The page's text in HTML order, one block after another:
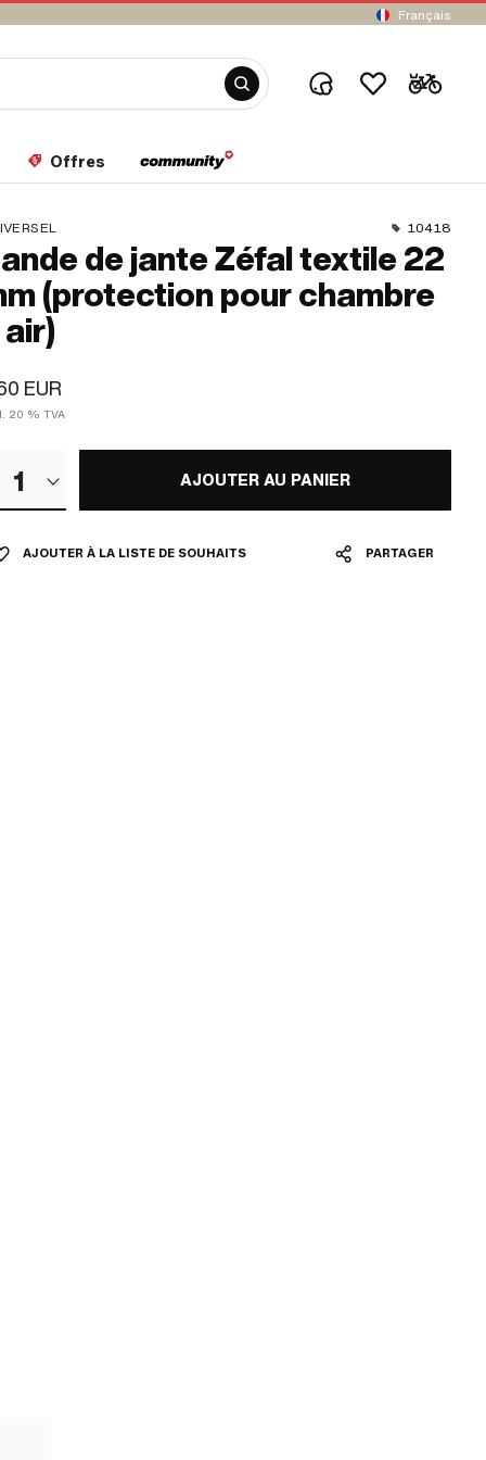
Français
Offres
10418
de jante Zéfal textile 22
(protection pour chambre
EUR
20 % TVA
1 AJOUTER AU PANIER
AJOUTER À LA LISTE DE SOUHAITS PARTAGER